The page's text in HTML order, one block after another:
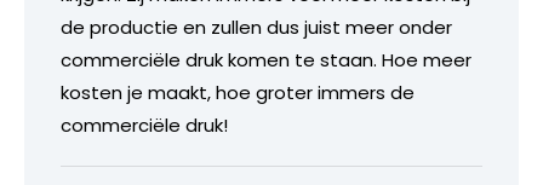
de productie en zullen dus juist meer onder
commerciële druk komen te staan. Hoe meer
kosten je maakt, hoe groter immers de
commerciële druk!